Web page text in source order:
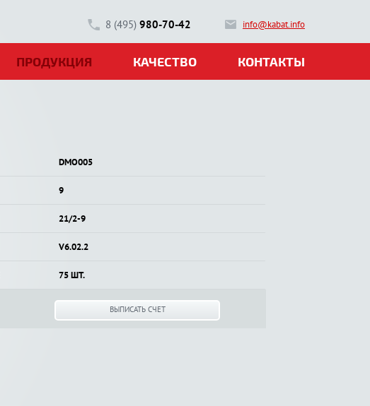
8 (495) 980-70-42 info@kabat.info
ПРОДУКЦИЯ КАЧЕСТВО КОНТАКТЫ
DMO005
9
21/2-9
V6.02.2
75 ШТ.
ВЫПИСАТЬ СЧЕТ